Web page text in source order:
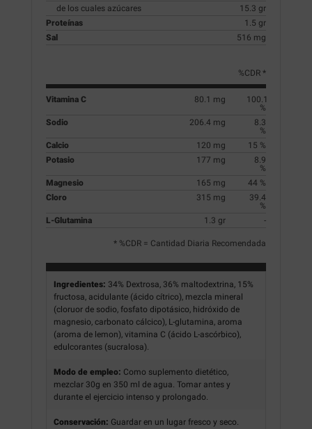
de los cuales azúcares
15.3 gr
Proteínas
1.5 gr
Sal
516 mg
%CDR *
Vitamina C 80.1 mg
100.1
%
Sodio
206.4 mg
8.3
%
Calcio
120 mg
15 %
Potasio
177 mg
8.9
%
Magnesio
165 mg
44 %
Cloro
315 mg
39.4
%
L-Glutamina
1.3 gr -
* %CDR = Cantidad Diaria Recomendada
Ingredientes: 34% Dextrosa, 36% maltodextrina, 15%
fructosa, acidulante (ácido cítrico), mezcla mineral
(cloruor de sodio, fosfato dipotásico, hidróxido de
magnesio, carbonato cálcico), L-glutamina, aroma
(aroma de lemon), vitamina C (ácido L-ascórbico),
edulcorantes (sucralosa).
Modo de empleo: Como suplemento dietético,
mezclar 30g en 350 ml de agua. Tomar antes y
durante el ejercicio intenso y prolongado.
Conservación: Guardar en un lugar fresco y seco.